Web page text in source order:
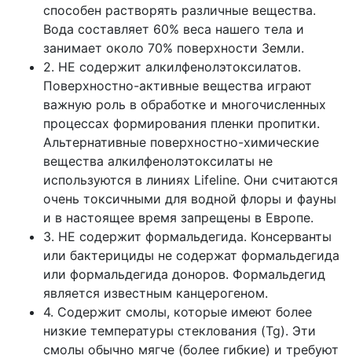
способен растворять различные вещества.
Вода составляет 60% веса нашего тела и
занимает около 70% поверхности Земли.
2. НЕ содержит алкилфенолэтоксилатов.
Поверхностно-активные вещества играют
важную роль в обработке и многочисленных
процессах формирования пленки пропитки.
Альтернативные поверхностно-химические
вещества алкилфенолэтоксилаты не
используются в линиях Lifeline. Они считаются
очень токсичными для водной флоры и фауны
и в настоящее время запрещены в Европе.
3. НЕ содержит формальдегида. Консерванты
или бактерициды не содержат формальдегида
или формальдегида доноров. Формальдегид
является известным канцерогеном.
4. Содержит смолы, которые имеют более
низкие температуры стеклования (Tg). Эти
смолы обычно мягче (более гибкие) и требуют